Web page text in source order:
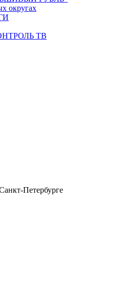
округах
ТВ
Петербурге